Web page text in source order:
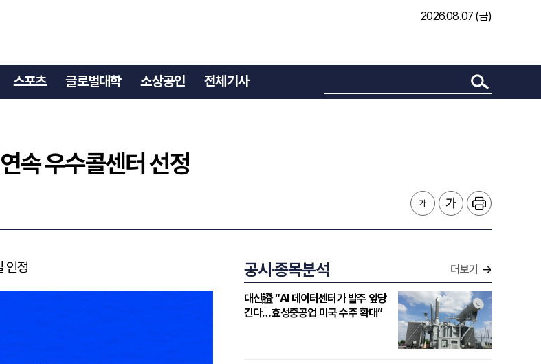
2026.08.07 (금)
스포츠 글로벌대학 소상공인 전체기사
수콜센터 선정
속 우수콜센터 선정
인정 공시·종목분석 더보기
대신證 “AI 데이터센터가 발주 앞당
긴다…효성중공업 미국 수주 확대”